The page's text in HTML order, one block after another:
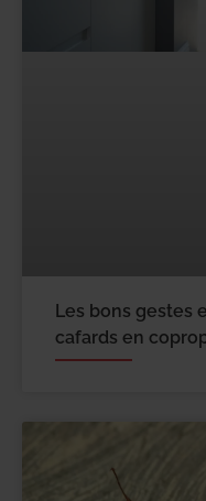
Les bons gestes
cafards en